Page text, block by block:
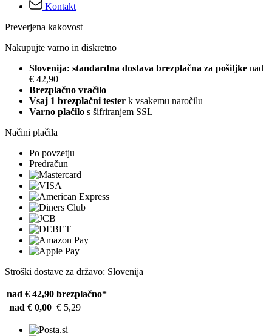
Kontakt
Preverjena kakovost
Nakupujte varno in diskretno
Slovenija: standardna dostava brezplačna za pošiljke nad
€ 42,90
Brezplačno vračilo
Vsaj 1 brezplačni tester k vsakemu naročilu
Varno plačilo s šifriranjem SSL
Načini plačila
Po povzetju
Predračun
Stroški dostave za državo: Slovenija
nad € 42,90 brezplačno*
nad € 0,00 € 5,29